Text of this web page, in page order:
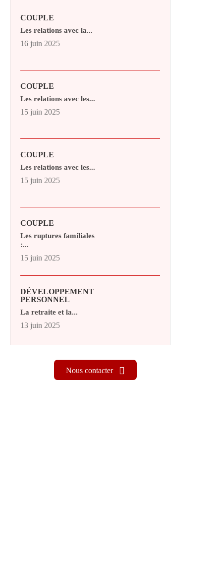
COUPLE
Les relations avec la...
16 juin 2025
COUPLE
Les relations avec les...
15 juin 2025
COUPLE
Les relations avec les...
15 juin 2025
COUPLE
Les ruptures familiales
:...
15 juin 2025
DÉVELOPPEMENT
PERSONNEL
La retraite et la...
13 juin 2025
Nous contacter